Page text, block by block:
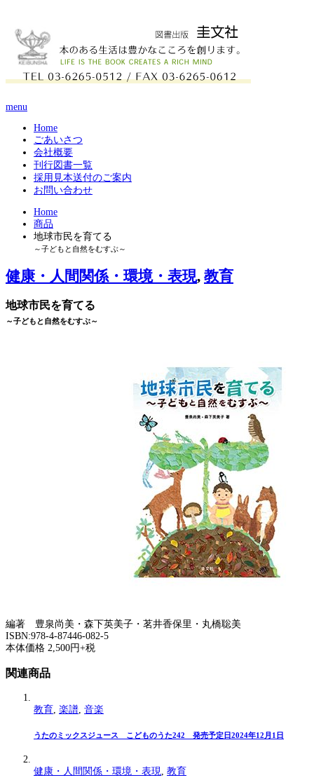
menu
Home
ごあいさつ
会社概要
刊行図書一覧
採用見本送付のご案内
お問い合わせ
Home
商品
地球市民を育てる
～子どもと自然をむすぶ～
健康・人間関係・環境・表現, 教育
地球市民を育てる
～子どもと自然をむすぶ～
編著 豊泉尚美・森下英美子・茗井香保里・丸橋聡美
ISBN:978-4-87446-082-5
本体価格 2,500円+税
関連商品
教育, 楽譜, 音楽
うたのミックスジュース こどものうた242 発売予定日2024年12月1日
健康・人間関係・環境・表現 教育